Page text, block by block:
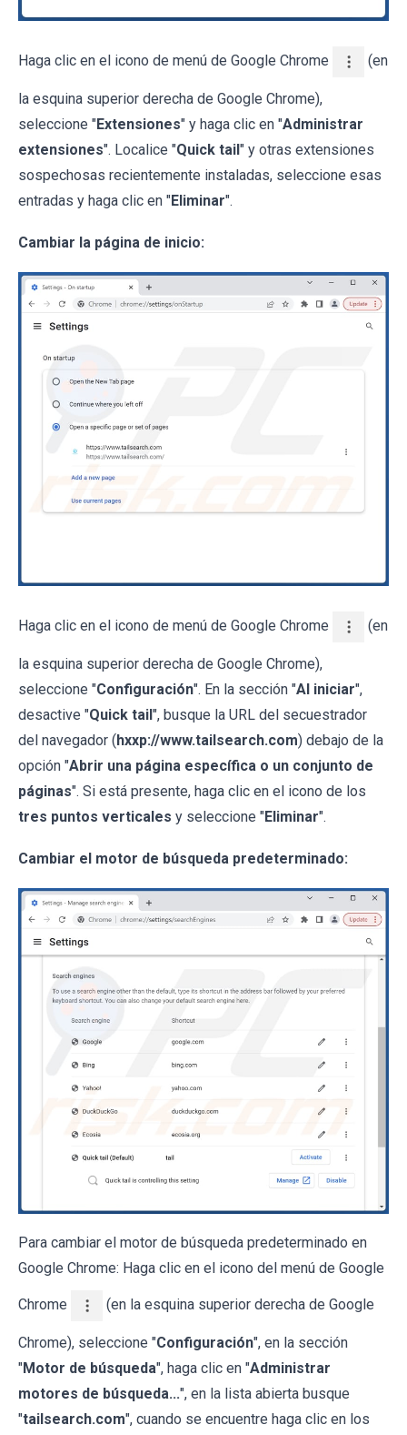
Haga clic en el icono de menú de Google Chrome (en
la esquina superior derecha de Google Chrome),
seleccione "Extensiones" y haga clic en "Administrar
extensiones". Localice "Quick tail " y otras extensiones
sospechosas recientemente instaladas, seleccione esas
entradas y haga clic en "Eliminar".
Cambiar la página de inicio:
Haga clic en el icono de menú de Google Chrome (en
la esquina superior derecha de Google Chrome),
seleccione "Configuración". En la sección "Al iniciar",
desactive "Quick tail ", busque la URL del secuestrador
del navegador ( hxxp://www.tailsearch.com) debajo de la
opción "Abrir una página específica o un conjunto de
páginas". Si está presente, haga clic en el icono de los
tres puntos verticales y seleccione "Eliminar".
Cambiar el motor de búsqueda predeterminado:
Para cambiar el motor de búsqueda predeterminado en
Google Chrome: Haga clic en el icono del menú de Google
Chrome (en la esquina superior derecha de Google
Chrome), seleccione "Configuración", en la sección
"Motor de búsqueda", haga clic en "Administrar
motores de búsqueda...", en la lista abierta busque
"tailsearch.com", cuando se encuentre haga clic en los